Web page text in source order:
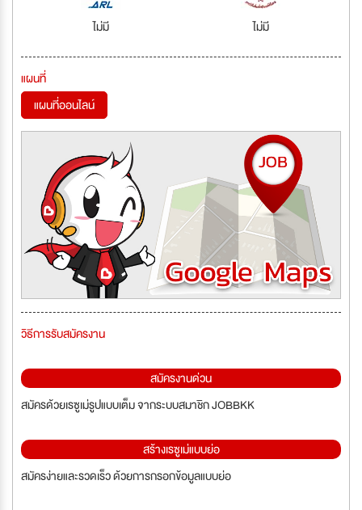
ไม่มี ไม่มี
แผนที่
แผนที่ออนไลน์
วิธีการรับสมัครงาน
สมัครงานด่วน
สมัครด้วยเรซูเม่รูปแบบเต็ม จากระบบสมาชิก JOBBKK
สร้างเรซูเม่แบบย่อ
สมัครง่ายและรวดเร็ว ด้วยการกรอกข้อมูลแบบย่อ